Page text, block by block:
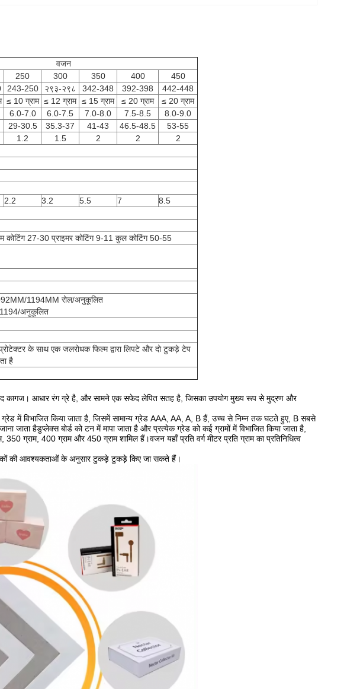
वजन
250 300 350 400
450
243-250 २९३-२९८ 342-348 392-398
442-448
≤ 10 ग्राम ≤ 12 ग्राम ≤ 15 ग्राम ≤ 20 ग्राम
≤ 20 ग्राम
6.0-7.0 6.0-7.5 7.0-8.0 7.5-8.5
8.0-9.0
29-30.5 35.3-37 41-43 46.5-48.5
53-55
1.2 1.5 2 2
2
2.2 3.2 5.5 7
8.5
कोटिंग 27-30 प्राइमर कोटिंग 9-11 कुल कोटिंग 50-55
1194MM रोल/अनुकूलित
अनुकूलित
के साथ एक जलरोधक फिल्म द्वारा लिपटे और दो टुकड़े टेप
है
कागज। आधार रंग ग्रे है, और सामने एक सफेद लेपित सतह है, जिसका उपयोग मुख्य रूप से मुद्रण और
में विभाजित किया जाता है, जिसमें सामान्य ग्रेड AAA, AA, A, B हैं, उच्च से निम्न तक घटते हुए, B सबसे
जाता हैडुप्लेक्स बोर्ड को टन में मापा जाता है और प्रत्येक ग्रेड को कई ग्रामों में विभाजित किया जाता है,
ग्राम, 400 ग्राम और 450 ग्राम शामिल हैं।वजन यहाँ प्रति वर्ग मीटर प्रति ग्राम का प्रतिनिधित्व
की आवश्यकताओं के अनुसार टुकड़े टुकड़े किए जा सकते हैं।